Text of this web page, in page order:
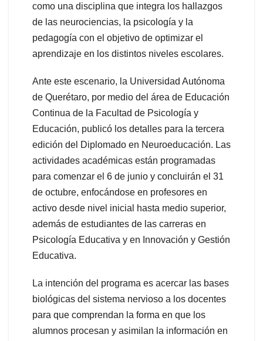
como una disciplina que integra los hallazgos
de las neurociencias, la psicología y la
pedagogía con el objetivo de optimizar el
aprendizaje en los distintos niveles escolares.
Ante este escenario, la Universidad Autónoma
de Querétaro, por medio del área de Educación
Continua de la Facultad de Psicología y
Educación, publicó los detalles para la tercera
edición del Diplomado en Neuroeducación. Las
actividades académicas están programadas
para comenzar el 6 de junio y concluirán el 31
de octubre, enfocándose en profesores en
activo desde nivel inicial hasta medio superior,
además de estudiantes de las carreras en
Psicología Educativa y en Innovación y Gestión
Educativa.
La intención del programa es acercar las bases
biológicas del sistema nervioso a los docentes
para que comprendan la forma en que los
alumnos procesan y asimilan la información en